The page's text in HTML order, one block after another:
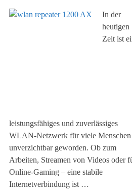
In der
heutigen
Zeit ist
leistungsfähiges und zuverlässiges
WLAN-Netzwerk für viele Menschen
unverzichtbar geworden. Ob zum
Arbeiten, Streamen von Videos oder
Online-Gaming – eine stabile
Internetverbindung ist …